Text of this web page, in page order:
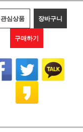
관심상품 장바구니
구매하기